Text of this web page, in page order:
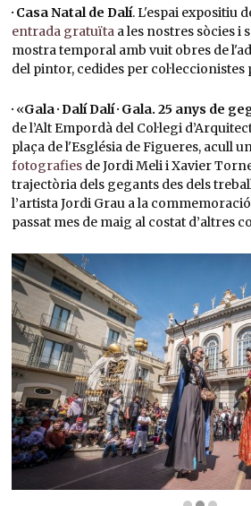
· Casa Natal de Dalí. L'espai expositiu
entrada gratuïta a les nostres sòcies i
mostra temporal amb vuit obres de
del pintor, cedides per
· «Gala · Dalí Dalí · Gala. 25 anys de
de l’Alt Empordà del Col·legi
plaça de l'Església de Figueres, acull
fotografies de Jordi Meli i Xavier
trajectòria dels gegants des dels
l’artista Jordi Grau a la
passat mes de maig al costat d’altres